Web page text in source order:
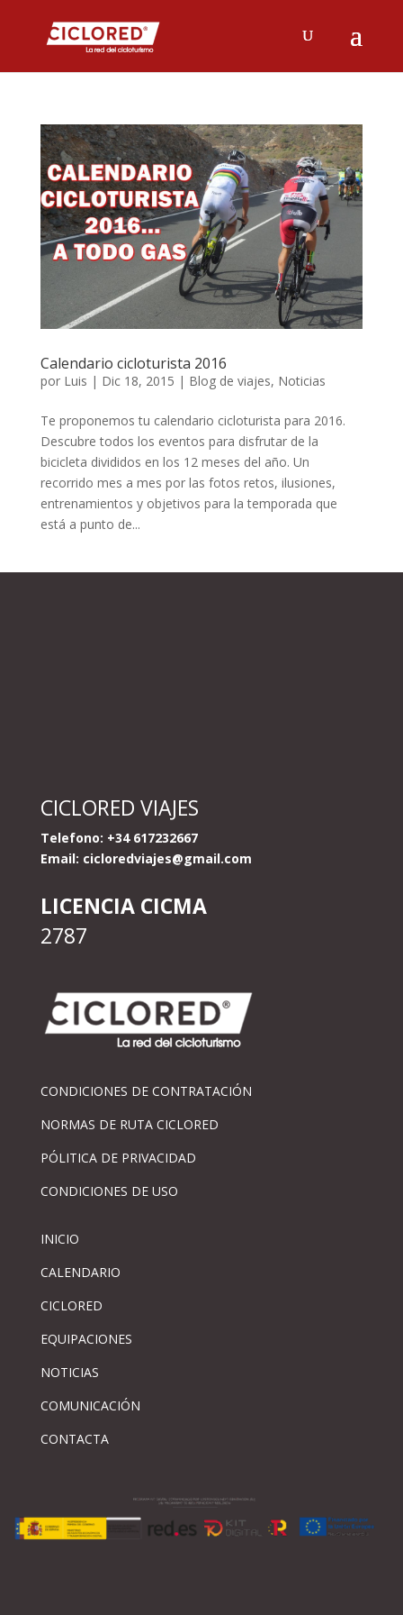
Calendario cicloturista 2016
por Luis | Dic 18, 2015 | Blog de viajes, Noticias
Te proponemos tu calendario cicloturista para 2016.
Descubre todos los eventos para disfrutar de la
bicicleta divididos en los 12 meses del año. Un
recorrido mes a mes por las fotos retos, ilusiones,
entrenamientos y objetivos para la temporada que
está a punto de...
CICLORED VIAJES
Telefono: +34 617232667
Email: cicloredviajes@gmail.com
LICENCIA CICMA
2787
CONDICIONES DE CONTRATACIÓN
NORMAS DE RUTA CICLORED
PÓLITICA DE PRIVACIDAD
CONDICIONES DE USO
INICIO
CALENDARIO
CICLORED
EQUIPACIONES
NOTICIAS
COMUNICACIÓN
CONTACTA